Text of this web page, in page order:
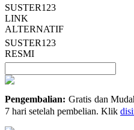
SUSTER123
LINK
ALTERNATIF
SUSTER123
RESMI
Pengembalian: Gratis dan
7 hari setelah pembelian. Klik